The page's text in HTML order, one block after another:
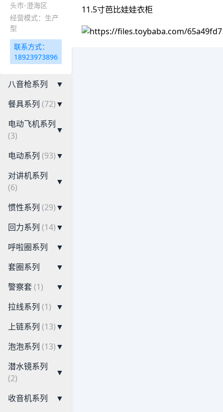
头市-澄海区
经营模式：生产
型
联系方式：
18923973896
八音枪系列
▼
餐具系列 (72)▼
电动飞机系列
(3)
▼
电动系列 (93)▼
对讲机系列
(6)
▼
惯性系列 (29)▼
回力系列 (14)▼
呼啦圈系列
▼
套圈系列
▼
警察套(1)
▼
拉线系列 (1) ▼
上链系列 (13)▼
泡泡系列 (13)▼
潜水镜系列
(2)
▼
收音机系列
▼
11.5寸芭比娃娃衣柜